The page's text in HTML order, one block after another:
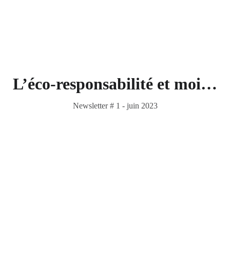
L’éco-responsabilité et moi…
Newsletter # 1 - juin 2023